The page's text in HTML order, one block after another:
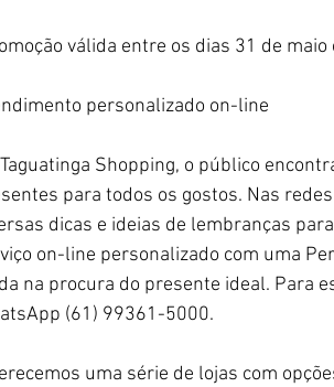
válida entre os dias 31 de
personalizado on-line
Shopping, o público
para todos os gostos. Nas
dicas e ideias de lembranças
on-line personalizado com uma
na procura do presente ideal. Para
(61) 99361-5000.
uma série de lojas com